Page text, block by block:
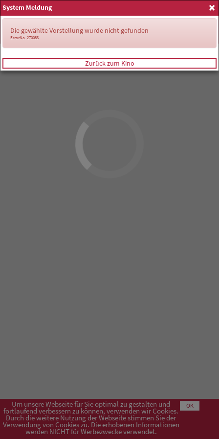
Anmelden
Um unsere Webseite für Sie optimal zu gestalten und
fortlaufend verbessern zu können, verwenden wir Cookies.
Durch die weitere Nutzung der Webseite stimmen Sie der
Verwendung von Cookies zu. Die erhobenen Informationen
werden NICHT für Werbezwecke verwendet.
OK
×
System Meldung
Die gewählte Vorstellung wurde nicht gefunden
ErrorNo. 270083
Zurück zum Kino
Impressum AGB Datenschutzerklärung